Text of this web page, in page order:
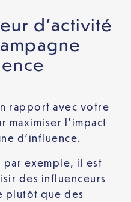
d’activité
rapport avec votre
maximiser l’impact
d’influence.
par exemple, il est
des influenceurs
plutôt que des